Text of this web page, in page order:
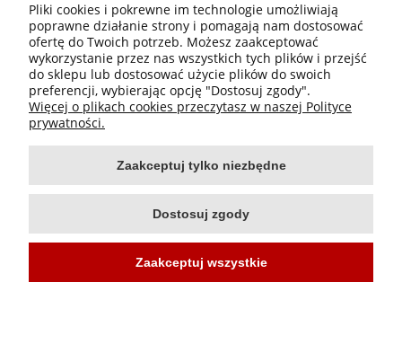
Informacje
Moje konto
Płatności i dostawa
Projekt i wykonanie:Ecommercy.pl
Pliki cookies i pokrewne im technologie umożliwiają
poprawne działanie strony i pomagają nam dostosować
ofertę do Twoich potrzeb. Możesz zaakceptować
wykorzystanie przez nas wszystkich tych plików i przejść
do sklepu lub dostosować użycie plików do swoich
preferencji, wybierając opcję "Dostosuj zgody".
Więcej o plikach cookies przeczytasz w naszej Polityce
prywatności.
Zaakceptuj tylko niezbędne
Dostosuj zgody
Zaakceptuj wszystkie